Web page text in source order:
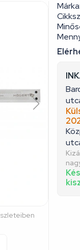
Márka: